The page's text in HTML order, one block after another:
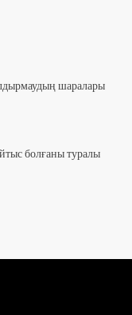
шаралары
болғаны туралы